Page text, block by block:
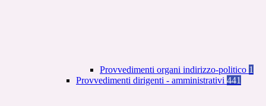
Provvedimenti organi indirizzo-politico 1
Provvedimenti dirigenti - amministrativi 441